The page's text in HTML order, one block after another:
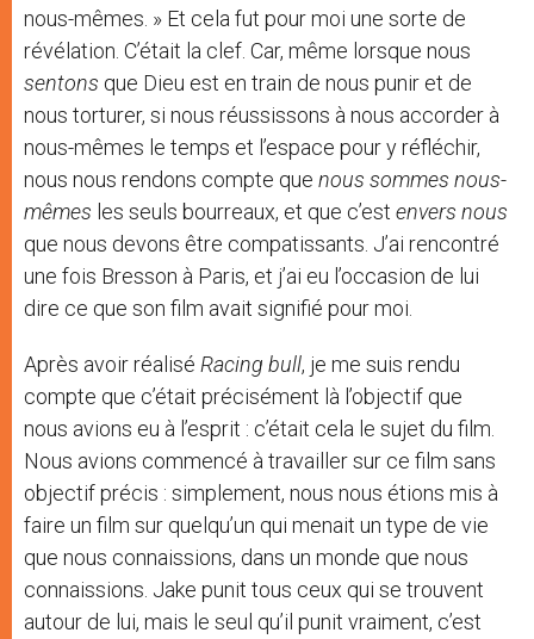
nous-mêmes. » Et cela fut pour moi une sorte de
révélation. C’était la clef. Car, même lorsque nous
sentons que Dieu est en train de nous punir et de
nous torturer, si nous réussissons à nous accorder à
nous-mêmes le temps et l’espace pour y réfléchir,
nous nous rendons compte que nous sommes nous-
mêmes les seuls bourreaux, et que c’est envers nous
que nous devons être compatissants. J’ai rencontré
une fois Bresson à Paris, et j’ai eu l’occasion de lui
dire ce que son film avait signifié pour moi.
Après avoir réalisé Racing bull, je me suis rendu
compte que c’était précisément là l’objectif que
nous avions eu à l’esprit : c’était cela le sujet du film.
Nous avions commencé à travailler sur ce film sans
objectif précis : simplement, nous nous étions mis à
faire un film sur quelqu’un qui menait un type de vie
que nous connaissions, dans un monde que nous
connaissions. Jake punit tous ceux qui se trouvent
autour de lui, mais le seul qu’il punit vraiment, c’est